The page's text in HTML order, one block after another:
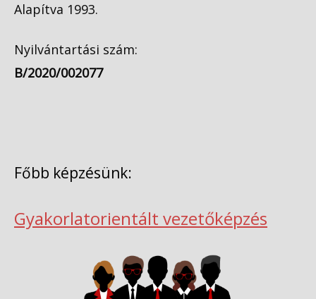
Alapítva 1993.
Nyilvántartási szám:
B/2020/002077
Főbb képzésünk:
Gyakorlatorientált vezetőképzés